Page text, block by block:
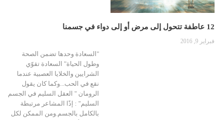
12 عاطفة تتحول إلى مرض أو إلى دواء في جسمنا
فبراير 9, 2016
"السعادة وحدها تضمن الصحة
وطول الحياة" السعادة تقوّي
الشرايين والخلايا العصبية عندما
نقع في الحب...وكما كان يقول
الرومان " العقل السليم في الجسم
السليم" : إذًا المشاعر مرتبطة
بالكامل بالجسم.ومن الممكن لكل